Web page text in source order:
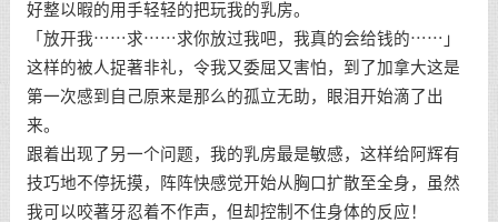
好整以暇的用手轻轻的把玩我的乳房。
「放开我⋯⋯求⋯⋯求你放过我吧，我真的会给钱的⋯⋯」
这样的被人捉著非礼，令我又委屈又害怕，到了加拿大这是
第一次感到自己原来是那么的孤立无助，眼泪开始滴了出
来。
跟着出现了另一个问题，我的乳房最是敏感，这样给阿辉有
技巧地不停抚摸，阵阵快感觉开始从胸口扩散至全身，虽然
我可以咬著牙忍着不作声，但却控制不住身体的反应！